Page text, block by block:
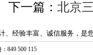
下一篇： 北京
、经验丰富、诚信服务，是
849 500 115